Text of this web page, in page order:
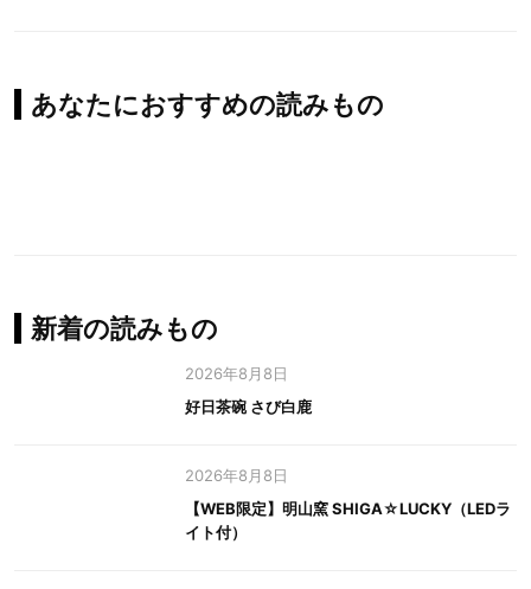
あなたにおすすめの読みもの
新着の読みもの
2026年8月8日
好日茶碗 さび白鹿
2026年8月8日
【WEB限定】明山窯 SHIGA☆LUCKY（LEDラ
イト付）